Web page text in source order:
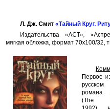
Л. Дж. Смит «Тайный Круг.
Издательства «АСТ»,
мягкая обложка, формат 70x100/32,
Первое
романа
(The